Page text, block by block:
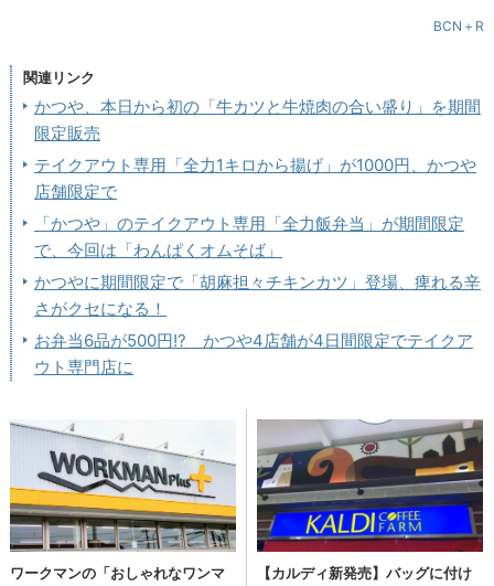
BCN＋R
関連リンク
かつや、本日から初の「牛カツと牛焼肉の合い盛り」を期間
限定販売
テイクアウト専用「全力1キロから揚げ」が1000円、かつや
店舗限定で
「かつや」のテイクアウト専用「全力飯弁当」が期間限定
で、今回は「わんぱくオムそば」
かつやに期間限定で「胡麻担々チキンカツ」登場、痺れる辛
さがクセになる！
お弁当6品が500円!? かつや4店舗が4日間限定でテイクア
ウト専門店に